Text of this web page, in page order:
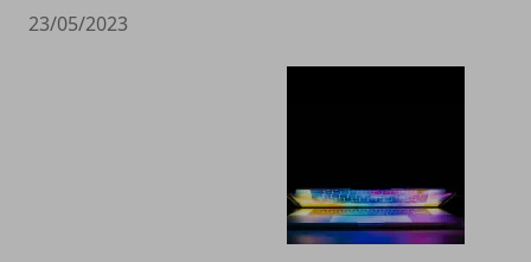
23/05/2023